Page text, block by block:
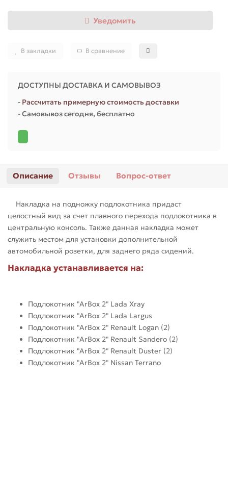
Уведомить
В закладки В сравнение
ДОСТУПНЫ ДОСТАВКА И САМОВЫВОЗ
- Рассчитать примерную стоимость доставки
- Самовывоз сегодня, бесплатно
Описание Отзывы Вопрос-ответ
Накладка на подножку подлокотника придаст
целостный вид за счет плавного перехода подлокотника в
центральную консоль. Также данная накладка может
служить местом для установки дополнительной
автомобильной розетки, для заднего ряда сидений.
Накладка устанавливается на:
Подлокотник "ArBox 2" Lada Xray
Подлокотник "ArBox 2" Lada Largus
Подлокотник "ArBox 2" Renault Logan (2)
Подлокотник "ArBox 2" Renault Sandero (2)
Подлокотник "ArBox 2" Renault Duster (2)
Подлокотник "ArBox 2" Nissan Terrano